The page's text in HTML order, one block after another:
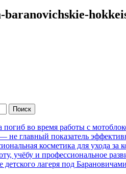
baranovichskie-
во время работы с
не главный показатель
косметика для ухода за
учёбу и профессиональное
детского лагеря под